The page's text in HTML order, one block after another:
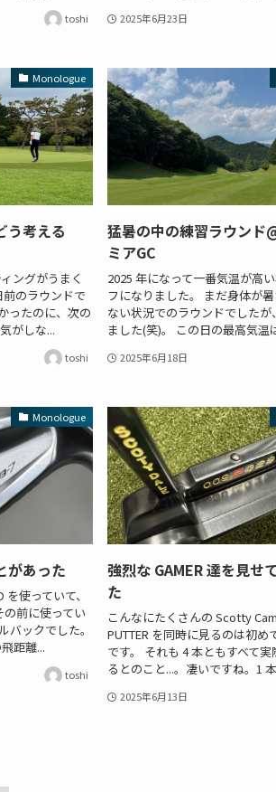
toshi 2025年6月23日
Monologue
う考える
ングがうまく
のラウンドで
ったのに、次の
がしな...
toshi
猛暑の中の練習ラウンド
ミアGC
2025 年になって一番気温が高
フになりました。 まだ身体が
ない状況でのラウンドでしたが
ました(笑)。 この日の最高気温
2025年6月18日
Monologue
があった
使っていて、
前に使ってい
バックでした。
距離...
toshi
強烈な GAMER 達を見せ
た
こんなにたくさんの Scotty
PUTTER を同時に見るのは初め
です。 それも 4 本ともすべて
るとのこと...。凄いですね。1
2025年6月13日